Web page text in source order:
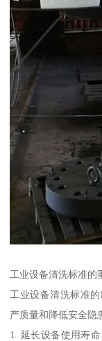
工业设备清洗标准的
工业设备清洗标准
产质量和降低安全隐
1. 延长设备使用寿